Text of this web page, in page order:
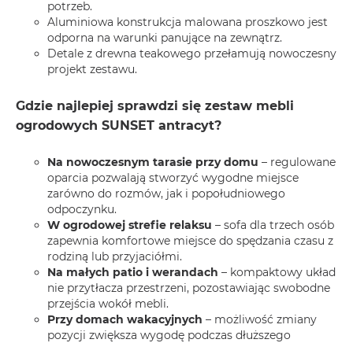
potrzeb.
Aluminiowa konstrukcja malowana proszkowo jest
odporna na warunki panujące na zewnątrz.
Detale z drewna teakowego przełamują nowoczesny
projekt zestawu.
Gdzie najlepiej sprawdzi się zestaw mebli
ogrodowych SUNSET antracyt?
Na nowoczesnym tarasie przy domu – regulowane
oparcia pozwalają stworzyć wygodne miejsce
zarówno do rozmów, jak i popołudniowego
odpoczynku.
W ogrodowej strefie relaksu – sofa dla trzech osób
zapewnia komfortowe miejsce do spędzania czasu z
rodziną lub przyjaciółmi.
Na małych patio i werandach – kompaktowy układ
nie przytłacza przestrzeni, pozostawiając swobodne
przejścia wokół mebli.
Przy domach wakacyjnych – możliwość zmiany
pozycji zwiększa wygodę podczas dłuższego